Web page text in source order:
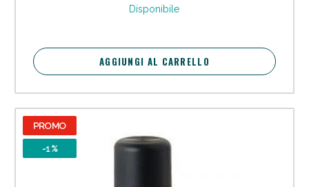
Disponibile
AGGIUNGI AL CARRELLO
PROMO
-1 %
Benessere Intestinale: Sconto fino al 55% valido